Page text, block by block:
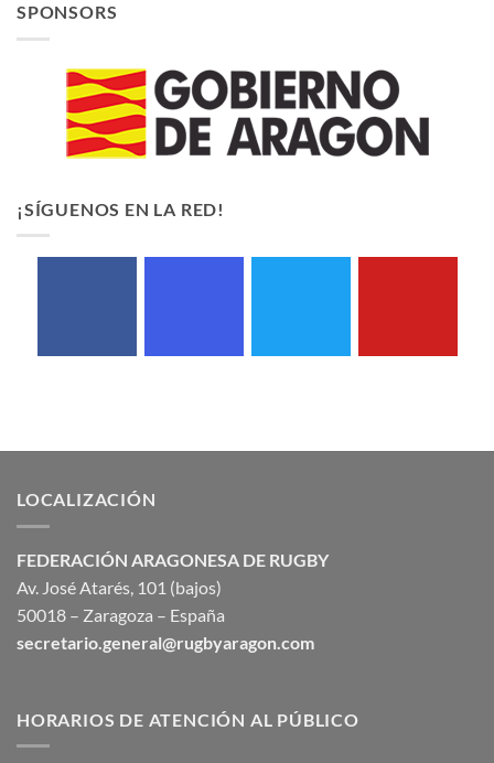
SPONSORS
¡SÍGUENOS EN LA RED!
LOCALIZACIÓN
FEDERACIÓN ARAGONESA DE RUGBY
Av. José Atarés, 101 (bajos)
50018 – Zaragoza – España
secretario.general@rugbyaragon.com
HORARIOS DE ATENCIÓN AL PÚBLICO